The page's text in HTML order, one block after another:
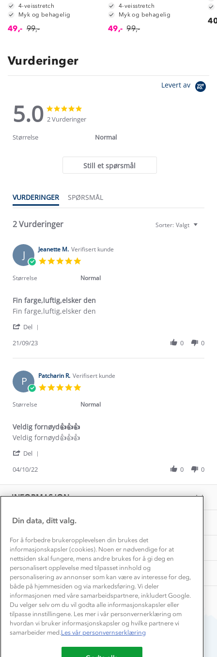
4-veisstretch
Myk og behagelig
49,- 99,-
4-veisstretch
Myk og behagelig
49,- 99,-
Vurderinger
Levert av
5.0
5.0
star
rating
star
2 Vurderinger
Størrelse Normal
Still et spørsmål
VURDERINGER SPØRSMÅL
2 Vurderinger Sorter: Valgt
J Jeanette M. Verifisert kunde
rating
Størrelse Normal
Fin farge,luftig,elsker den
Review
Jeanette
on
Sep
review
Fin
den
Fin farge,luftig,elsker den
Del
Jeanette
on
21
Sep
21/09/23 0 0
P Patcharin R. Verifisert kunde
rating
Størrelse Normal
Veldig fornøyd👍👍👍
Review
Patcharin
on
Oct
2022
review
Veldig
👍
👍
Veldig fornøyd👍👍👍
Del
Patcharin
R.
Oct
2022
04/10/22 0 0
INFORMASJON
Kundeservice
Kontakt oss
Konkurransevinnere
Kundeklubb
Våre butikker
Bedrift, barnehage og SFO
Presse
OM OSS
Klima og miljø
Etisk handel
Inkludering
Materialer
Personvern
Samarbeide med oss?
TIPS OG RÅD
Alt du trenger til Norgesferien
Dette trenger du til barnehagen
Gravidklær
Hvordan velge riktig turtøy?
Store størrelser
Turmat oppskrifter
Beredskap
AKTIVITETER
Få turinspirasjon og tips her⛰
Overnatte utendørs⛺
Leirskole 🥾
Barnehageansatt
Tips til hyttetur
Du betaler enkelt med
Din data, ditt valg.
For å forbedre brukeropplevelsen din brukes det
informasjonskapsler (cookies). Noen er nødvendige for at
nettsiden skal fungere, mens andre brukes for å gi deg en
personalisert opplevelse med tilpasset innhold og
personalisering av annonser som kan være av interesse for deg,
både på hjemmesiden og via markedsføring. Vi deler
informasjonen med våre samarbeidspartnere, inkludert Google.
Du velger selv om du vil godta alle informasjonskapsler eller
tilpasse innstillingene. Les mer i vår personvernerklæring om
hvordan vi bruker informasjonskapsler og hvilke partnere vi
samarbeider med.Les vår personvernserklæring